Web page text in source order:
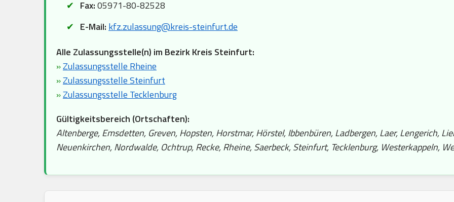
Fax:05971-80-82528
E-Mail: kfz.zulassung@kreis-steinfurt.de
Alle Zulassungsstelle(n) im Bezirk Kreis Steinfurt:
»Zulassungsstelle Rheine
»Zulassungsstelle Steinfurt
»Zulassungsstelle Tecklenburg
Gültigkeitsbereich (Ortschaften):
Altenberge, Emsdetten, Greven, Hopsten, Horstmar, Hörstel, Ibbenbüren, Ladbergen, Laer, Lengerich,
Neuenkirchen, Nordwalde, Ochtrup, Recke, Rheine, Saerbeck, Steinfurt, Tecklenburg, Westerkappeln,